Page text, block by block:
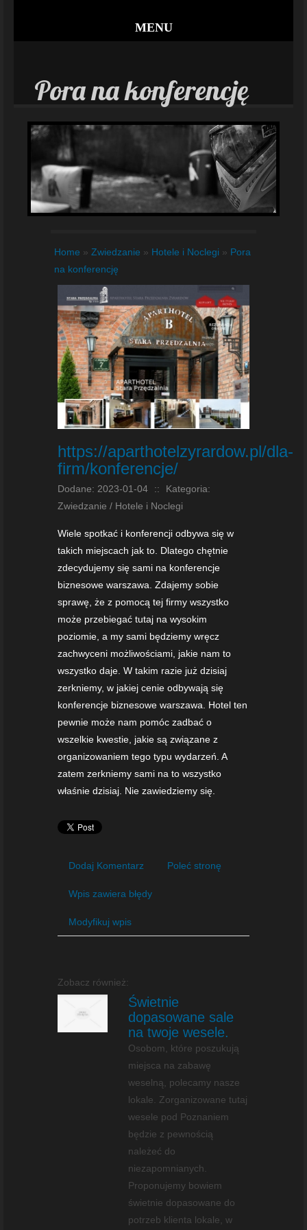
MENU
Pora na konferencję
Home » Zwiedzanie » Hotele i Noclegi » Pora
na konferencję
https://aparthotelzyrardow.pl/dla-
firm/konferencje/
Dodane: 2023-01-04 ::
Kategoria:
Zwiedzanie / Hotele i Noclegi
Wiele spotkać i konferencji odbywa się w
takich miejscach jak to. Dlatego chętnie
zdecydujemy się sami na konferencje
biznesowe warszawa. Zdajemy sobie
sprawę, że z pomocą tej firmy wszystko
może przebiegać tutaj na wysokim
poziomie, a my sami będziemy wręcz
zachwyceni możliwościami, jakie nam to
wszystko daje. W takim razie już dzisiaj
zerkniemy, w jakiej cenie odbywają się
konferencje biznesowe warszawa. Hotel ten
pewnie może nam pomóc zadbać o
wszelkie kwestie, jakie są związane z
organizowaniem tego typu wydarzeń. A
zatem zerkniemy sami na to wszystko
właśnie dzisiaj. Nie zawiedziemy się.
Dodaj Komentarz Poleć stronę
Wpis zawiera błędy
Modyfikuj wpis
Zobacz również:
Świetnie
dopasowane sale
na twoje wesele.
Osobom, które poszukują
miejsca na zabawę
weselną, polecamy nasze
lokale. Zorganizowane tutaj
wesele pod Poznaniem
będzie z pewnością
należeć do
niezapomnianych.
Proponujemy bowiem
świetnie dopasowane do
potrzeb klienta lokale, w